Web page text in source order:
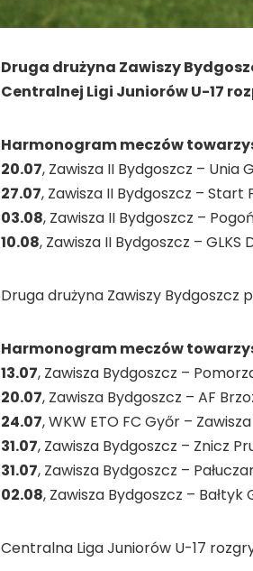
Druga drużyna Zawiszy
Centralnej Ligi Juniorów U-17
Harmonogram meczów
20.07, Zawisza II Bydgoszcz – Unia
27.07, Zawisza II Bydgoszcz – Start
03.08, Zawisza II Bydgoszcz –
10.08, Zawisza II Bydgoszcz – GLKS
Druga drużyna Zawiszy Bydgoszcz
Harmonogram meczów
13.07, Zawisza Bydgoszcz –
20.07, Zawisza Bydgoszcz – AF
24.07, WKW ETO FC Győr –
31.07, Zawisza Bydgoszcz – Znicz
31.07, Zawisza Bydgoszcz –
02.08, Zawisza Bydgoszcz –
Centralna Liga Juniorów U-17